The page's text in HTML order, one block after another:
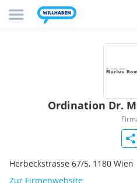
Ordination Dr.
Herbeckstrasse 67/5, 1180 Wien
Zur Firmenwebsite